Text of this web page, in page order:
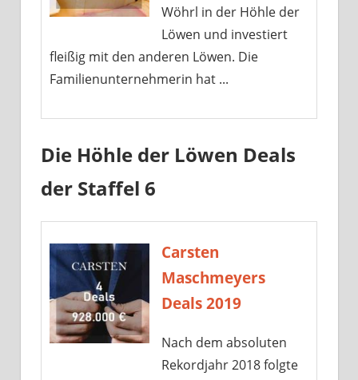
Wöhrl in der Höhle der
Löwen und investiert
fleißig mit den anderen Löwen. Die
Familienunternehmerin hat ...
Die Höhle der Löwen Deals
der Staffel 6
Carsten
Maschmeyers
Deals 2019
Nach dem absoluten
Rekordjahr 2018 folgte